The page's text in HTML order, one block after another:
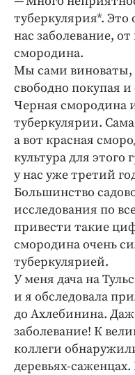
туберкулярия*. Это
нас заболевание,
смородина.
Мы сами виноваты,
свободно покупая
Черная смородина
туберкулярии.
а вот красная
культура для этого
у нас уже третий
Большинство
исследования по
привести такие
смородина очень
туберкулярией.
У меня дача на
и я обследовала
до Ахлебинина.
заболевание! К
коллеги
деревьях-